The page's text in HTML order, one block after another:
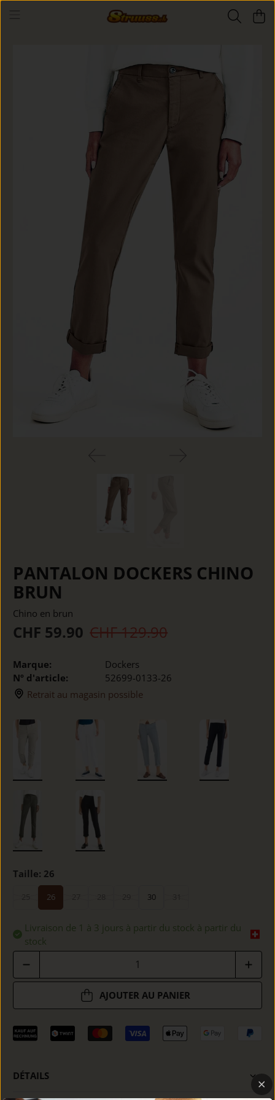
PANTALON DOCKERS CHINO
BRUN
Chino en brun
CHF 59.90 CHF 129.90
Marque:
Dockers
Nº d'article:
52699-0133-26
Retrait au magasin possible
Taille: 26
26 30
Livraison de 1 à 3 jours à partir du stock à partir du
stock
AJOUTER AU PANIER
DÉTAILS